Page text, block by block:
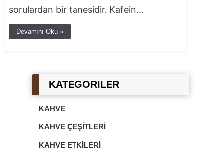
sorulardan bir tanesidir. Kafein…
Devamını Oku »
KATEGORİLER
KAHVE
KAHVE ÇEŞITLERI
KAHVE ETKILERI